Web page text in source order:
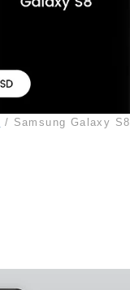
/ Samsung Galaxy S8